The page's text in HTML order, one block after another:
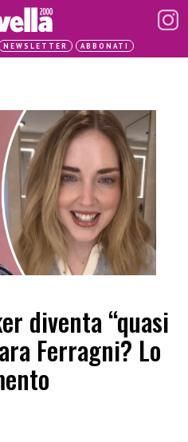
NEWSLETTER ABBONATI
diventa “quasi
Ferragni? Lo